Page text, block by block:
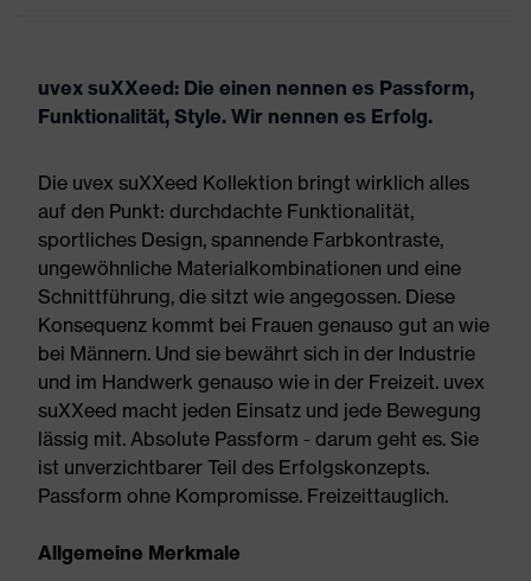
uvex suXXeed: Die einen nennen es Passform,
Funktionalität, Style. Wir nennen es Erfolg.
Die uvex suXXeed Kollektion bringt wirklich alles
auf den Punkt: durchdachte Funktionalität,
sportliches Design, spannende Farbkontraste,
ungewöhnliche Materialkombinationen und eine
Schnittführung, die sitzt wie angegossen. Diese
Konsequenz kommt bei Frauen genauso gut an wie
bei Männern. Und sie bewährt sich in der Industrie
und im Handwerk genauso wie in der Freizeit. uvex
suXXeed macht jeden Einsatz und jede Bewegung
lässig mit. Absolute Passform - darum geht es. Sie
ist unverzichtbarer Teil des Erfolgskonzepts.
Passform ohne Kompromisse. Freizeittauglich.
Allgemeine Merkmale